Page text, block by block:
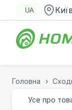
UA
Головна
Усе про